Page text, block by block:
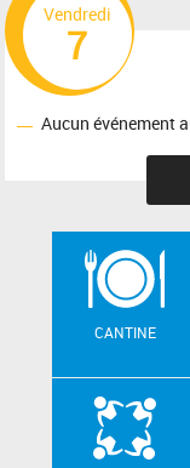
Vendredi
7
Aucun événement
CANTINE